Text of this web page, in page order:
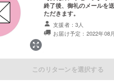
終了後、御礼のメールを
ただきます。
支援者：3人
お届け予定：2022年08月
このリターンを選択する